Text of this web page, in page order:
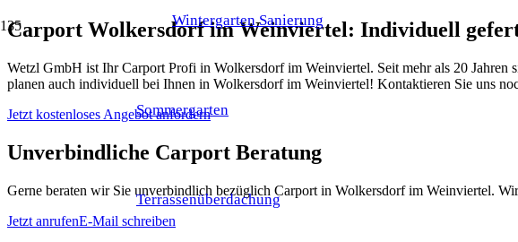
Wintergarten Sanierung
Sommergarten
Terrassenüberdachung
Carport Wolkersdorf im Weinviertel: Individuell
Wetzl GmbH ist Ihr Carport Profi in Wolkersdorf im Weinviertel. Seit mehr als 20 Jahren
planen auch individuell bei Ihnen in Wolkersdorf im Weinviertel! Kontaktieren Sie uns
Jetzt kostenloses Angebot anfordern
Unverbindliche Carport Beratung
Gerne beraten wir Sie unverbindlich bezüglich Carport in Wolkersdorf im Weinviertel.
Jetzt anrufenE-Mail schreiben